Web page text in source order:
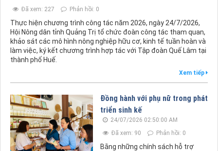
Đã xem: 227
Phản hồi: 0
Thực hiện chương trình công tác năm 2026, ngày 24/7/2026,
Hội Nông dân tỉnh Quảng Trị tổ chức đoàn công tác tham quan,
khảo sát các mô hình nông nghiệp hữu cơ, kinh tế tuần hoàn và
làm việc, ký kết chương trình hợp tác với Tập đoàn Quế Lâm tại
thành phố Huế.
Xem tiếp
Đồng hành với phụ nữ trong phát
triển sinh kế
24/07/2026 02:50:00 AM
Đã xem: 90
Phản hồi: 0
Bằng những chính sách hỗ trợ